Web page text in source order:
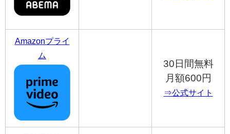
Amazonプライ
ム
30日間無料
月額600円
⇒公式サイト